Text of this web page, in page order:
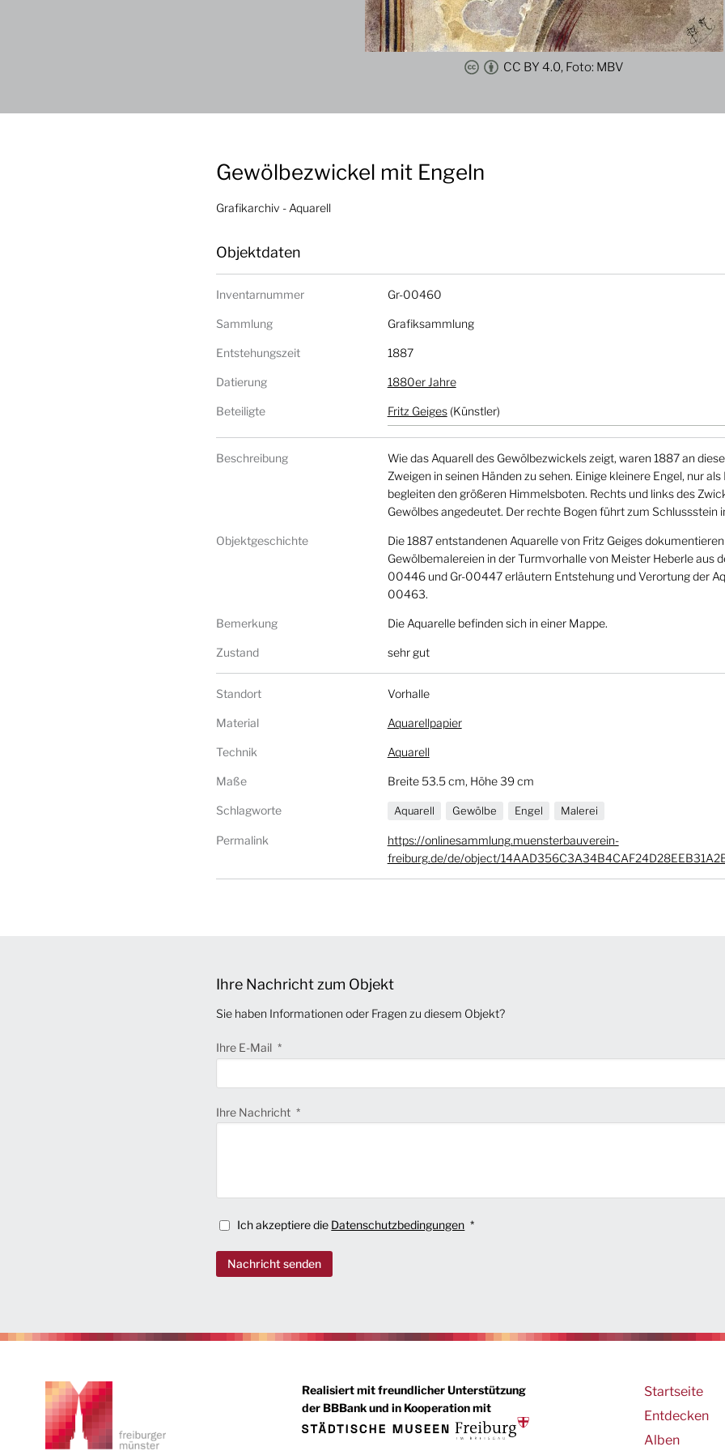
CC BY 4.0, Foto: MBV
Gewölbezwickel mit Engeln
Grafikarchiv - Aquarell
Objektdaten
Inventarnummer Gr-00460
Sammlung Grafiksammlung
Entstehungszeit 1887
Datierung 1880er Jahre
Beteiligte Fritz Geiges(Künstler)
Beschreibung
Wie das Aquarell des Gewölbezwickels zeigt, waren 1887 an
Zweigen in seinen Händen zu sehen. Einige kleinere Engel, nur
begleiten den größeren Himmelsboten. Rechts und links des
Gewölbes angedeutet. Der rechte Bogen führt zum Schlussstein
Objektgeschichte
Die 1887 entstandenen Aquarelle von Fritz Geiges
Gewölbemalereien in der Turmvorhalle von Meister Heberle aus
00446 und Gr-00447 erläutern Entstehung und Verortung der
00463.
Bemerkung Die Aquarelle befinden sich in einer Mappe.
Zustand sehr gut
Standort Vorhalle
Material Aquarellpapier
Technik Aquarell
Maße Breite 53.5 cm, Höhe 39 cm
Schlagworte Aquarell Gewölbe Engel Malerei
Permalink
https://onlinesammlung.muensterbauverein-
freiburg.de/de/object/
Ihre Nachricht zum Objekt
Sie haben Informationen oder Fragen zu diesem Objekt?
Ihre E-Mail
Ihre Nachricht
Ich akzeptiere die Datenschutzbedingungen
Nachricht senden
Realisiert mit freundlicher Unterstützung
der BBBank und in Kooperation mit
Main
navigation
Startseite
Entdecken
Alben